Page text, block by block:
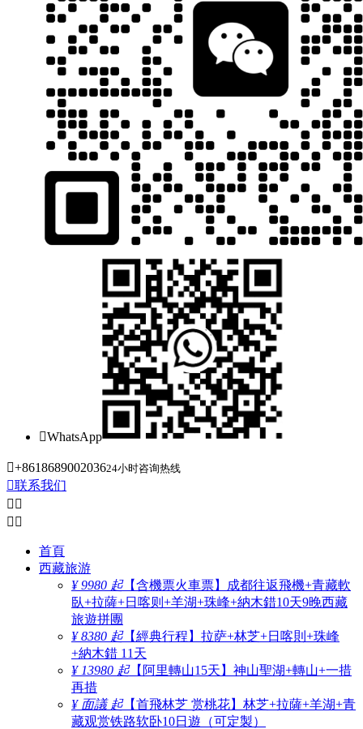
WhatsApp
+861868900203624小时咨询热线
联系我们
 
 
首頁
西藏旅游
¥ 9980 起【含機票火車票】成都往返飛機+青藏軟
臥+拉薩+日喀则+羊湖+珠峰+納木錯10天9晚西藏
旅遊拼團
¥ 8380 起【經典行程】拉萨+林芝+日喀則+珠峰
+納木錯 11天
¥ 13980 起【阿里轉山15天】神山聖湖+轉山+一措
再措
¥ 面議 起【首飛林芝 赏桃花】林芝+拉薩+羊湖+青
藏观赏铁路软卧10日遊（可定製）